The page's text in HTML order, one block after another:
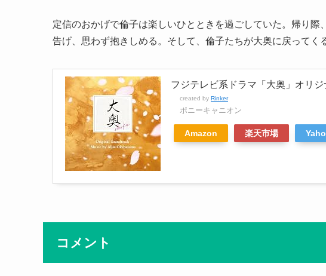
定信のおかげで倫子は楽しいひとときを過ごしていた。帰り際
告げ、思わず抱きしめる。そして、倫子たちが大奥に戻って
フジテレビ系ドラマ「大奥」オリ
created by Rinker
ポニーキャニオン
Amazon 楽天市場
コメント